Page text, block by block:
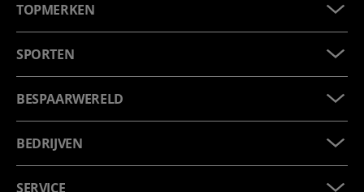
TOPMERKEN
SPORTEN
BESPAARWERELD
BEDRIJVEN
SERVICE